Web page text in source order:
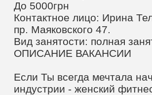
До 5000грн
Контактное лицо: Ирина
пр. Маяковского 47.
Вид занятости: полная
ОПИСАНИЕ ВАКАНСИИ
Если Ты всегда мечтала
индустрии - женский